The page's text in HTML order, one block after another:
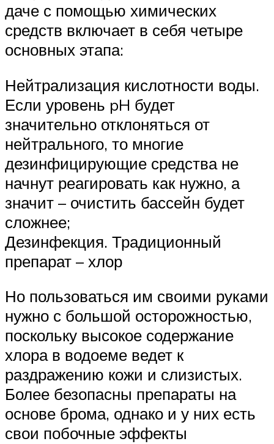
даче с помощью химических
средств включает в себя четыре
основных этапа:
Нейтрализация кислотности воды.
Если уровень pH будет
значительно отклоняться от
нейтрального, то многие
дезинфицирующие средства не
начнут реагировать как нужно, а
значит – очистить бассейн будет
сложнее;
Дезинфекция. Традиционный
препарат – хлор
Но пользоваться им своими руками
нужно с большой осторожностью,
поскольку высокое содержание
хлора в водоеме ведет к
раздражению кожи и слизистых.
Более безопасны препараты на
основе брома, однако и у них есть
свои побочные эффекты